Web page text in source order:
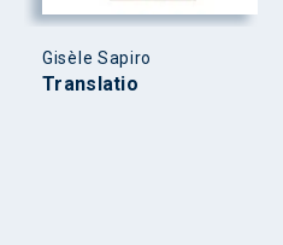
Gisèle Sapiro
Translatio